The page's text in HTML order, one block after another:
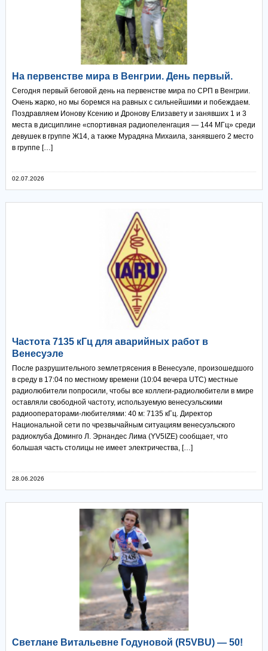
На первенстве мира в Венгрии. День первый.
Сегодня первый беговой день на первенстве мира по СРП в Венгрии.
Очень жарко, но мы боремся на равных с сильнейшими и побеждаем.
Поздравляем Ионову Ксению и Дронову Елизавету и занявших 1 и 3
места в дисциплине «спортивная радиопеленгация — 144 МГц» среди
девушек в группе Ж14, а также Мурадяна Михаила, занявшего 2 место
в группе […]
02.07.2026
Частота 7135 кГц для аварийных работ в
Венесуэле
После разрушительного землетрясения в Венесуэле, произошедшого
в среду в 17:04 по местному времени (10:04 вечера UTC) местные
радиолюбители попросили, чтобы все коллеги-радиолюбители в мире
оставляли свободной частоту, используемую венесуэльскими
радиооператорами-любителями: 40 м: 7135 кГц. Директор
Национальной сети по чрезвычайным ситуациям венесуэльского
радиоклуба Доминго Л. Эрнандес Лима (YV5IZE) сообщает, что
большая часть столицы не имеет электричества, […]
28.06.2026
Светлане Витальевне Годуновой (R5VBU) — 50!